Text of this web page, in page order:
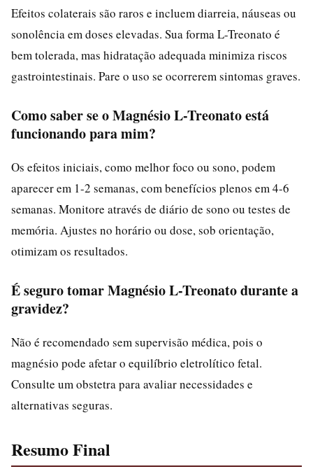
Efeitos colaterais são raros e incluem diarreia, náuseas ou
sonolência em doses elevadas. Sua forma L-Treonato é
bem tolerada, mas hidratação adequada minimiza riscos
gastrointestinais. Pare o uso se ocorrerem sintomas graves.
Como saber se o Magnésio L-Treonato está
funcionando para mim?
Os efeitos iniciais, como melhor foco ou sono, podem
aparecer em 1-2 semanas, com benefícios plenos em 4-6
semanas. Monitore através de diário de sono ou testes de
memória. Ajustes no horário ou dose, sob orientação,
otimizam os resultados.
É seguro tomar Magnésio L-Treonato durante a
gravidez?
Não é recomendado sem supervisão médica, pois o
magnésio pode afetar o equilíbrio eletrolítico fetal.
Consulte um obstetra para avaliar necessidades e
alternativas seguras.
Resumo Final